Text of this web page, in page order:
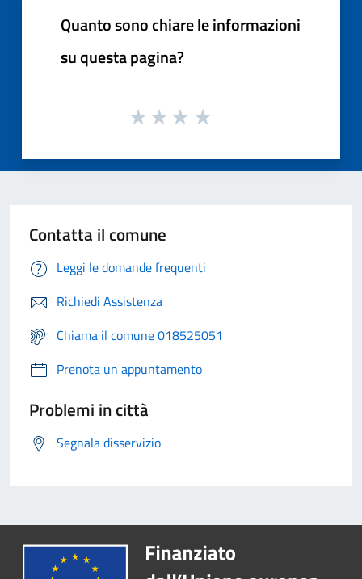
Quanto sono chiare le informazioni
su questa pagina?
Contatta il comune
Leggi le domande frequenti
Richiedi Assistenza
Chiama il comune 018525051
Prenota un appuntamento
Problemi in città
Segnala disservizio